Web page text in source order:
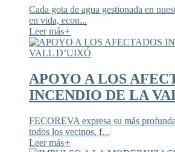
Cada gota de agua gestionada en
en vida, econ...
Leer más+
APOYO A LOS
INCENDIO DE LA
FECOREVA expresa su más
todos los vecinos, f...
Leer más+